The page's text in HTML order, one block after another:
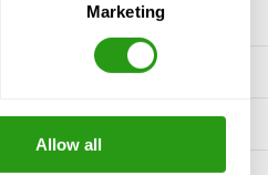
Marketing
Allow all